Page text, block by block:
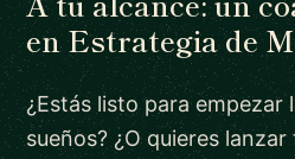
en Estrategia de
¿Estás listo para empezar
sueños? ¿O quieres